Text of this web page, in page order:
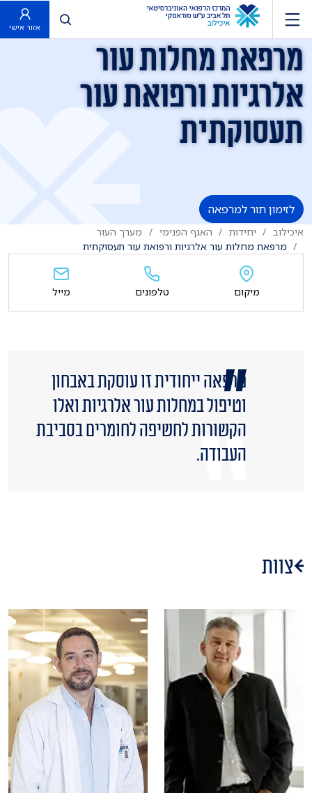
פתח חיפוש
אזור אישי
מרפאת מחלות עור
אלרגיות ורפואת עור
תעסוקתית
לזימון תור למרפאה
איכילוב יחידות האגף הפנימי
מערך העור
מרפאת מחלות עור אלרגיות ורפואת עור תעסוקתית
מרפאה ייחודית זו עוסקת באבחון
וטיפול במחלות עור אלרגיות ואלו
הקשורות לחשיפה לחומרים בסביבת
העבודה.
צוות
מיקום טלפונים מייל